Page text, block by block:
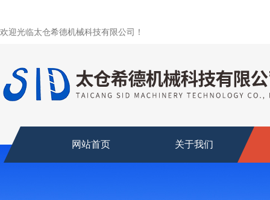
欢迎光临太仓希德机械科技有限公司！
网站首页 关于我们